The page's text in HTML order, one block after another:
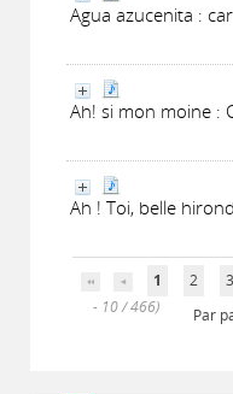
Agua azucenita :
Ah! si mon moine :
Ah ! Toi, belle
1 2 3
- 10 / 466)
Par